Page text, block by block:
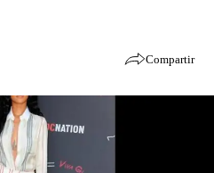
Compartir